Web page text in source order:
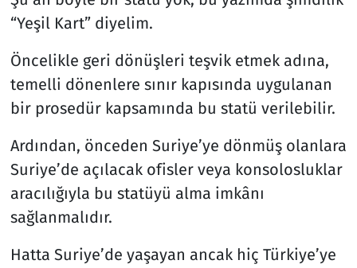
“Yeşil Kart” diyelim.
Öncelikle geri dönüşleri teşvik etmek adına,
temelli dönenlere sınır kapısında uygulanan
bir prosedür kapsamında bu statü verilebilir.
Ardından, önceden Suriye’ye dönmüş olanlara
Suriye’de açılacak ofisler veya konsolosluklar
aracılığıyla bu statüyü alma imkânı
sağlanmalıdır.
Hatta Suriye’de yaşayan ancak hiç Türkiye’ye